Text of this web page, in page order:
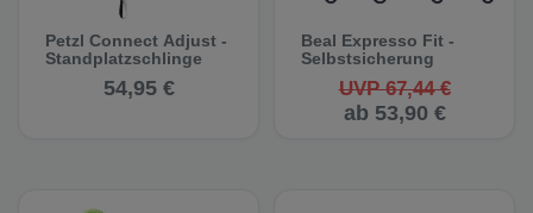
Petzl Connect Adjust -
Standplatzschlinge
54,95 €
Beal Expresso Fit -
Selbstsicherung
UVP 67,44 €
ab 53,90 €